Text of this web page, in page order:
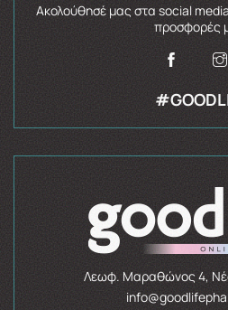
Ακολούθησέ μας στα social
προσφορές
Λεωφ. Μαραθώνος 4,